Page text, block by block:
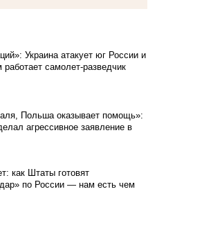
Украина атакует юг России и
самолет-разведчик
Польша оказывает помощь»:
агрессивное заявление в
как Штаты готовят
по России — нам есть чем